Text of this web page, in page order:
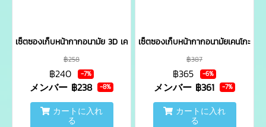
เซ็ตซองเก็บหน้ากากอนามัย 3D เคนโกะ
฿258
฿240 -7%
メンバー ฿238 -8%
カートに入れ
る
เซ็ตซองเก็บหน้ากากอนามัยเคนโกะ
฿387
฿365 -6%
メンバー ฿361 -7%
カートに入れ
る